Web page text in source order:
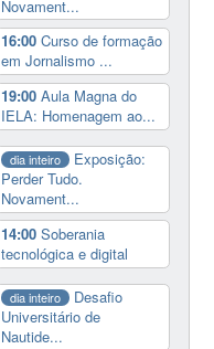
Novament...
16:00Curso de formação
em Jornalismo ...
19:00Aula Magna do
IELA: Homenagem ao...
dia inteiro
Exposição:
Perder Tudo.
Novament...
14:00Soberania
tecnológica e digital
dia inteiro
Desafio
Universitário de
Nautide...